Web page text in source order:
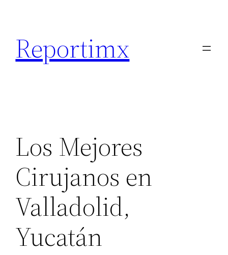
contenido
Reportimx
Los Mejores
Cirujanos en
Valladolid,
Yucatán